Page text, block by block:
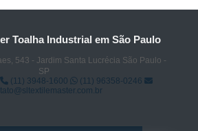
Toalha Industrial em São Paulo
543 - Jardim Santa Lucrécia São Paulo -
SP
(11) 3948-1600
(11) 96358-0246